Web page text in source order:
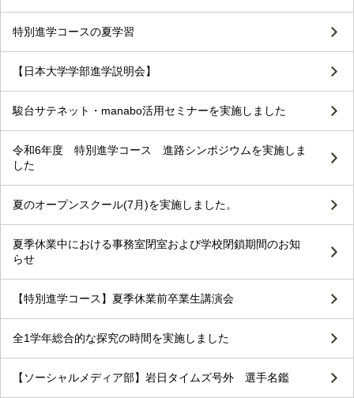
特別進学コースの夏学習
【日本大学学部進学説明会】
駿台サテネット・manabo活用セミナーを実施しました
令和6年度 特別進学コース 進路シンポジウムを実施しま
した
夏のオープンスクール(7月)を実施しました。
夏季休業中における事務室閉室および学校閉鎖期間のお知
らせ
【特別進学コース】夏季休業前卒業生講演会
全1学年総合的な探究の時間を実施しました
【ソーシャルメディア部】岩日タイムズ号外 選手名鑑